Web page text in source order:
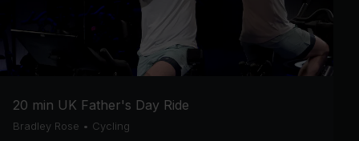
20 min UK Father's Day Ride
Bradley Rose • Cycling